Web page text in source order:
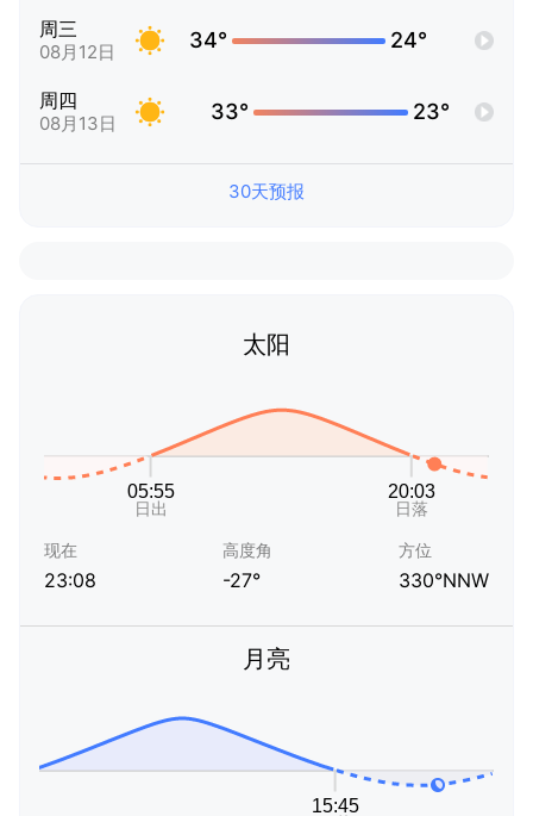
周三
08月12日 34° 24°
周四
08月13日 33° 23°
30天预报
太阳
现在
23:08
高度角
-27°
方位
330°NNW
月亮